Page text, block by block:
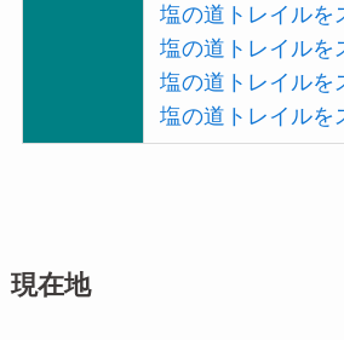
塩の道トレイルを
塩の道トレイルを
塩の道トレイルを
塩の道トレイルを
現在地